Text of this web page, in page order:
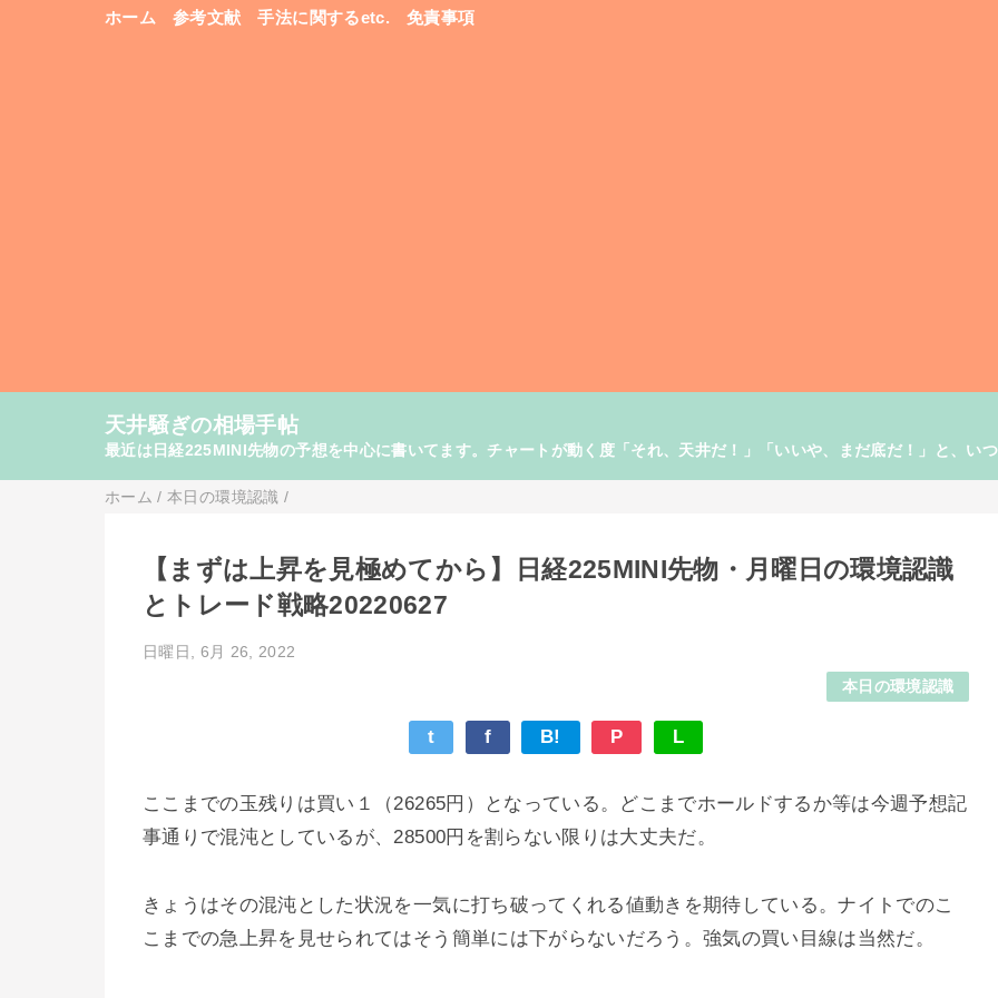
ホーム 参考文献 手法に関するetc. 免責事項
天井騒ぎの相場手帖
最近は日経225MINI先物の予想を中心に書いてます。チャートが動く度「それ、天井だ！」「いいや、まだ底だ！」と、い
ホーム /本日の環境認識 /
【まずは上昇を見極めてから】日経225MINI先物・月曜日の環境認識
とトレード戦略20220627
日曜日, 6月 26, 2022
本日の環境認識
t f B! P L
ここまでの玉残りは買い１（26265円）となっている。どこまでホールドするか等は今週予想記
事通りで混沌としているが、28500円を割らない限りは大丈夫だ。
きょうはその混沌とした状況を一気に打ち破ってくれる値動きを期待している。ナイトでのこ
こまでの急上昇を見せられてはそう簡単には下がらないだろう。強気の買い目線は当然だ。